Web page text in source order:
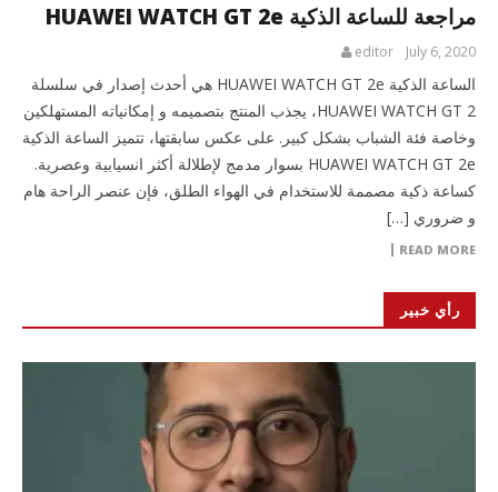
مراجعة للساعة الذكية HUAWEI WATCH GT 2e
July 6, 2020
editor
الساعة الذكية HUAWEI WATCH GT 2e هي أحدث إصدار في سلسلة
HUAWEI WATCH GT 2، يجذب المنتج بتصميمه و إمكانياته المستهلكين
وخاصة فئة الشباب بشكل كبير. على عكس سابقتها، تتميز الساعة الذكية
HUAWEI WATCH GT 2e بسوار مدمج لإطلالة أكثر انسيابية وعصرية.
كساعة ذكية مصممة للاستخدام في الهواء الطلق، فإن عنصر الراحة هام
و ضروري […]
READ MORE
رأي خبير